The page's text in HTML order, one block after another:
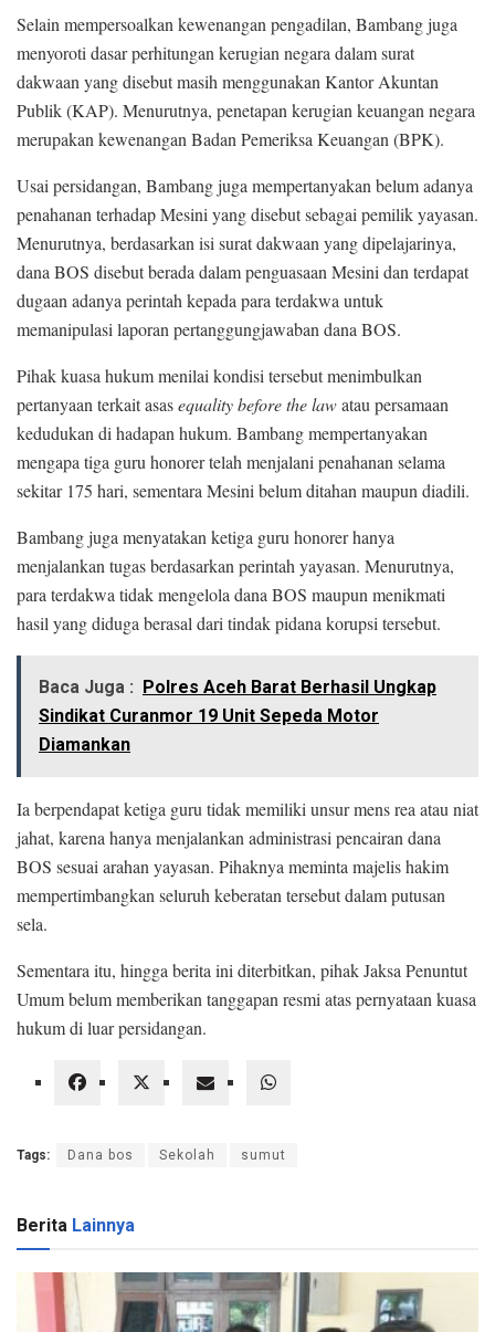
Selain mempersoalkan kewenangan pengadilan, Bambang juga
menyoroti dasar perhitungan kerugian negara dalam surat
dakwaan yang disebut masih menggunakan Kantor Akuntan
Publik (KAP). Menurutnya, penetapan kerugian keuangan negara
merupakan kewenangan Badan Pemeriksa Keuangan (BPK).
Usai persidangan, Bambang juga mempertanyakan belum adanya
penahanan terhadap Mesini yang disebut sebagai pemilik yayasan.
Menurutnya, berdasarkan isi surat dakwaan yang dipelajarinya,
dana BOS disebut berada dalam penguasaan Mesini dan terdapat
dugaan adanya perintah kepada para terdakwa untuk
memanipulasi laporan pertanggungjawaban dana BOS.
Pihak kuasa hukum menilai kondisi tersebut menimbulkan
pertanyaan terkait asasequality before the lawatau persamaan
kedudukan di hadapan hukum. Bambang mempertanyakan
mengapa tiga guru honorer telah menjalani penahanan selama
sekitar 175 hari, sementara Mesini belum ditahan maupun diadili.
Bambang juga menyatakan ketiga guru honorer hanya
menjalankan tugas berdasarkan perintah yayasan. Menurutnya,
para terdakwa tidak mengelola dana BOS maupun menikmati
hasil yang diduga berasal dari tindak pidana korupsi tersebut.
Baca Juga : Polres Aceh Barat Berhasil Ungkap
Sindikat Curanmor 19 Unit Sepeda Motor
Diamankan
Ia berpendapat ketiga guru tidak memiliki unsur mens rea atau niat
jahat, karena hanya menjalankan administrasi pencairan dana
BOS sesuai arahan yayasan. Pihaknya meminta majelis hakim
mempertimbangkan seluruh keberatan tersebut dalam putusan
sela.
Sementara itu, hingga berita ini diterbitkan, pihak Jaksa Penuntut
Umum belum memberikan tanggapan resmi atas pernyataan kuasa
hukum di luar persidangan.
Tags: Dana bos Sekolah sumut
Berita Lainnya